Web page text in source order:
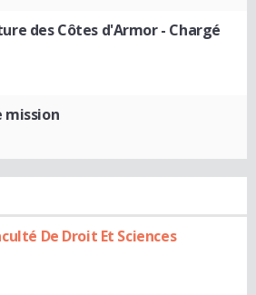
des Côtes d'Armor- Chargé
mission
De Droit Et Sciences